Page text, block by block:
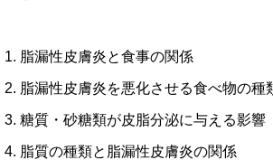
脂漏性皮膚炎と食事の関係
脂漏性皮膚炎を悪化させる食べ物の種
糖質・砂糖類が皮脂分泌に与える影響
脂質の種類と脂漏性皮膚炎の関係